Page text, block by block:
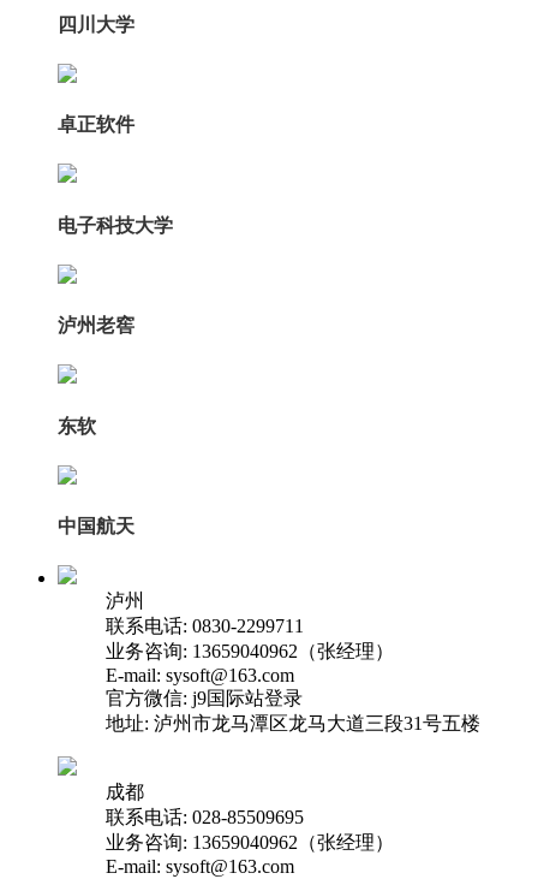
四川大学
卓正软件
电子科技大学
泸州老窖
东软
中国航天
泸州
联系电话: 0830-2299711
业务咨询: 13659040962（张经理）
E-mail: sysoft@163.com
官方微信: j9国际站登录
地址: 泸州市龙马潭区龙马大道三段31号五楼
成都
联系电话: 028-85509695
业务咨询: 13659040962（张经理）
E-mail: sysoft@163.com